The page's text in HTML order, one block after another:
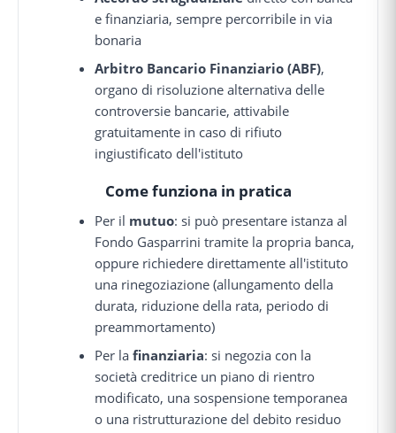
e finanziaria, sempre percorribile in via
bonaria
Arbitro Bancario Finanziario (ABF),
organo di risoluzione alternativa delle
controversie bancarie, attivabile
gratuitamente in caso di rifiuto
ingiustificato dell'istituto
Come funziona in pratica
Per il mutuo: si può presentare istanza al
Fondo Gasparrini tramite la propria banca,
oppure richiedere direttamente all'istituto
una rinegoziazione (allungamento della
durata, riduzione della rata, periodo di
preammortamento)
Per lafinanziaria: si negozia con la
società creditrice un piano di rientro
modificato, una sospensione temporanea
o una ristrutturazione del debito residuo